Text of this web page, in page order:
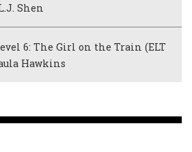
Shen
6: The Girl on the Train (ELT
Hawkins